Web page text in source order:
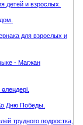
детей и взрослых.
для взрослых и
- Магжан
Дню Победы.
трудного подростка,